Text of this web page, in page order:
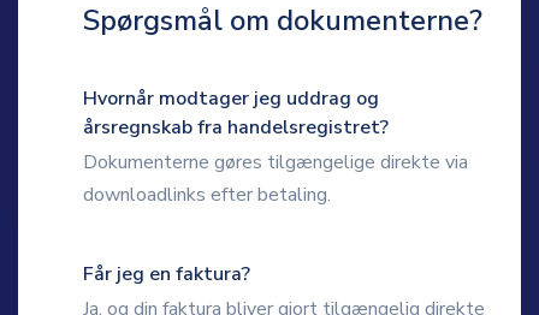
Spørgsmål om dokumenterne?
Hvornår modtager jeg uddrag og
årsregnskab fra handelsregistret?
Dokumenterne gøres tilgængelige direkte via
downloadlinks efter betaling.
Får jeg en faktura?
Ja, og din faktura bliver gjort tilgængelig direkte